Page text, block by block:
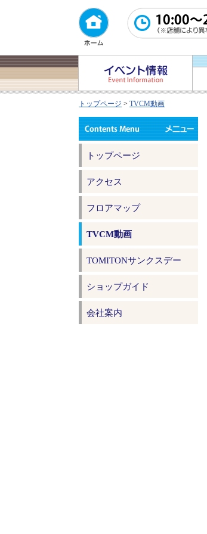
トップページ > TVCM動画
トップページ
アクセス
フロアマップ
TVCM動画
TOMITONサンクスデー
ショップガイド
会社案内